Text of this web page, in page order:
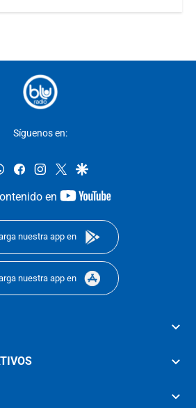
Síguenos en:
whatsappfacebookinstagram
twittergoogle
en
youtube-
nuestra app en
nuestra app en